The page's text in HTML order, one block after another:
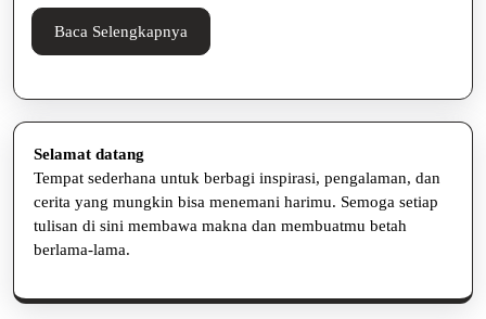
Camilan
Baca Selengkapnya
Selengkapnya
Selamat datang
Tempat sederhana untuk berbagi inspirasi, pengalaman, dan
cerita yang mungkin bisa menemani harimu. Semoga setiap
tulisan di sini membawa makna dan membuatmu betah
berlama-lama.